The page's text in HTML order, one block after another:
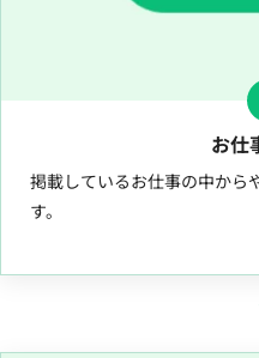
お仕
掲載しているお仕事の中から
す。